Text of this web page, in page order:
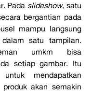
Pada slideshow, satu
bergantian pada
mampu langsung
satu tampilan.
umkm bisa
setiap gambar. Itu
mendapatkan
akan semakin